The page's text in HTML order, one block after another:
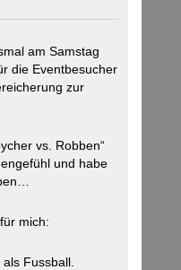
am Samstag
die Eventbesucher
zur
vs. Robben“
und habe
mich:
Fussball.